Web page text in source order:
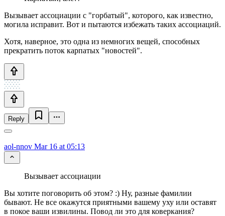
Вызывает ассоциации с "горбатый", которого, как известно,
могила исправит. Вот и пытаются избежать таких ассоциаций.
Хотя, наверное, это одна из немногих вещей, способных
прекратить поток карпатых "новостей".
Reply
aol-nnov Mar 16 at 05:13
Вызывает ассоциации
Вы хотите поговорить об этом? :) Ну, разные фамилии
бывают. Не все окажутся приятными вашему уху или оставят
в покое ваши извилины. Повод ли это для коверкания?